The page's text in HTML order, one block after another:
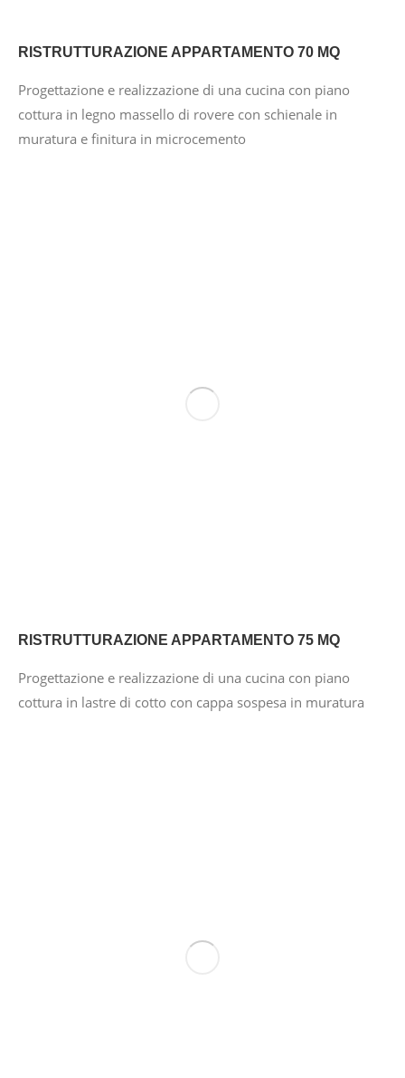
RISTRUTTURAZIONE APPARTAMENTO 70 MQ
Progettazione e realizzazione di una cucina con piano
cottura in legno massello di rovere con schienale in
muratura e finitura in microcemento
RISTRUTTURAZIONE APPARTAMENTO 75 MQ
Progettazione e realizzazione di una cucina con piano
cottura in lastre di cotto con cappa sospesa in muratura